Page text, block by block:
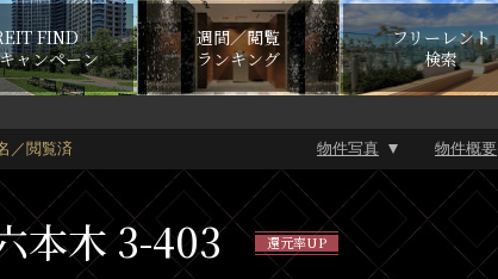
FIND
ャンペーン
週間／閲覧
ランキング
フリーレント
検索
／閲覧済 物件写真 物件概要
本木 3-403 還元率UP